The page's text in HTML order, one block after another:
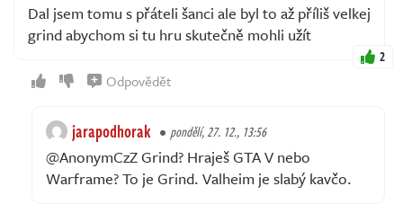
Dal jsem tomu s přáteli šanci ale byl to až příliš velkej
grind abychom si tu hru skutečně mohli užít
2
Odpovědět
jarapodhorak pondělí, 27. 12., 13:56
@AnonymCzZ Grind? Hraješ GTA V nebo
Warframe? To je Grind. Valheim je slabý kavčo.